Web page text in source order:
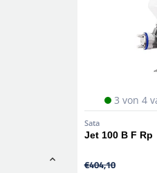
3 von 4
Sata
Jet 100 B F Rp
€404,10